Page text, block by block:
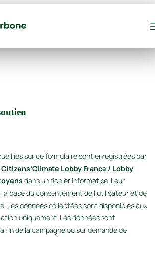
sur ce formulaire sont enregistrées par
Citizens’Climate Lobby France / Lobby
dans un fichier informatisé. Leur
base du consentement de l’utilisateur et de
Les données collectées sont disponibles aux
uniquement. Les données sont
fin de la campagne ou sur demande de